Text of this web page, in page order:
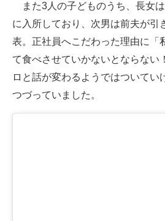
また3人の子どものうち、長女
に入所しており、次男は前夫が引
表。正社員へこだわった理由に「
て食べさせていかないとならな
ロと話が変わるようではついてい
つづっていました。